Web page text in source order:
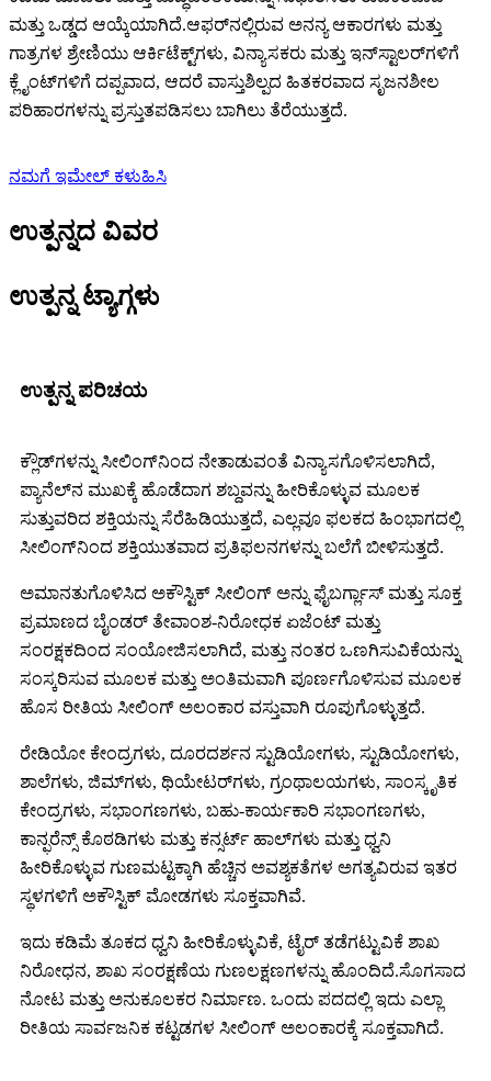
ಮತ್ತು ಒಡ್ಡದ ಆಯ್ಕೆಯಾಗಿದೆ.ಆಫರ್‌ನಲ್ಲಿರುವ ಅನನ್ಯ ಆಕಾರಗಳು ಮತ್ತು
ಗಾತ್ರಗಳ ಶ್ರೇಣಿಯು ಆರ್ಕಿಟೆಕ್ಟ್‌ಗಳು, ವಿನ್ಯಾಸಕರು ಮತ್ತು ಇನ್‌ಸ್ಟಾಲರ್‌ಗಳಿಗೆ
ಕ್ಲೈಂಟ್‌ಗಳಿಗೆ ದಪ್ಪವಾದ, ಆದರೆ ವಾಸ್ತುಶಿಲ್ಪದ ಹಿತಕರವಾದ ಸೃಜನಶೀಲ
ಪರಿಹಾರಗಳನ್ನು ಪ್ರಸ್ತುತಪಡಿಸಲು ಬಾಗಿಲು ತೆರೆಯುತ್ತದೆ.
ನಮಗೆ ಇಮೇಲ್ ಕಳುಹಿಸಿ
ಉತ್ಪನ್ನದ ವಿವರ
ಉತ್ಪನ್ನ ಟ್ಯಾಗ್ಗಳು
ಉತ್ಪನ್ನ ಪರಿಚಯ
ಕ್ಲೌಡ್‌ಗಳನ್ನು ಸೀಲಿಂಗ್‌ನಿಂದ ನೇತಾಡುವಂತೆ ವಿನ್ಯಾಸಗೊಳಿಸಲಾಗಿದೆ,
ಪ್ಯಾನೆಲ್‌ನ ಮುಖಕ್ಕೆ ಹೊಡೆದಾಗ ಶಬ್ದವನ್ನು ಹೀರಿಕೊಳ್ಳುವ ಮೂಲಕ
ಸುತ್ತುವರಿದ ಶಕ್ತಿಯನ್ನು ಸೆರೆಹಿಡಿಯುತ್ತದೆ, ಎಲ್ಲವೂ ಫಲಕದ ಹಿಂಭಾಗದಲ್ಲಿ
ಸೀಲಿಂಗ್‌ನಿಂದ ಶಕ್ತಿಯುತವಾದ ಪ್ರತಿಫಲನಗಳನ್ನು ಬಲೆಗೆ ಬೀಳಿಸುತ್ತದೆ.
ಅಮಾನತುಗೊಳಿಸಿದ ಅಕೌಸ್ಟಿಕ್ ಸೀಲಿಂಗ್ ಅನ್ನು ಫೈಬರ್ಗ್ಲಾಸ್ ಮತ್ತು ಸೂಕ್ತ
ಪ್ರಮಾಣದ ಬೈಂಡರ್ ತೇವಾಂಶ-ನಿರೋಧಕ ಏಜೆಂಟ್ ಮತ್ತು
ಸಂರಕ್ಷಕದಿಂದ ಸಂಯೋಜಿಸಲಾಗಿದೆ, ಮತ್ತು ನಂತರ ಒಣಗಿಸುವಿಕೆಯನ್ನು
ಸಂಸ್ಕರಿಸುವ ಮೂಲಕ ಮತ್ತು ಅಂತಿಮವಾಗಿ ಪೂರ್ಣಗೊಳಿಸುವ ಮೂಲಕ
ಹೊಸ ರೀತಿಯ ಸೀಲಿಂಗ್ ಅಲಂಕಾರ ವಸ್ತುವಾಗಿ ರೂಪುಗೊಳ್ಳುತ್ತದೆ.
ರೇಡಿಯೋ ಕೇಂದ್ರಗಳು, ದೂರದರ್ಶನ ಸ್ಟುಡಿಯೋಗಳು, ಸ್ಟುಡಿಯೋಗಳು,
ಶಾಲೆಗಳು, ಜಿಮ್‌ಗಳು, ಥಿಯೇಟರ್‌ಗಳು, ಗ್ರಂಥಾಲಯಗಳು, ಸಾಂಸ್ಕೃತಿಕ
ಕೇಂದ್ರಗಳು, ಸಭಾಂಗಣಗಳು, ಬಹು-ಕಾರ್ಯಕಾರಿ ಸಭಾಂಗಣಗಳು,
ಕಾನ್ಫರೆನ್ಸ್ ಕೊಠಡಿಗಳು ಮತ್ತು ಕನ್ಸರ್ಟ್ ಹಾಲ್‌ಗಳು ಮತ್ತು ಧ್ವನಿ
ಹೀರಿಕೊಳ್ಳುವ ಗುಣಮಟ್ಟಕ್ಕಾಗಿ ಹೆಚ್ಚಿನ ಅವಶ್ಯಕತೆಗಳ ಅಗತ್ಯವಿರುವ ಇತರ
ಸ್ಥಳಗಳಿಗೆ ಅಕೌಸ್ಟಿಕ್ ಮೋಡಗಳು ಸೂಕ್ತವಾಗಿವೆ.
ಇದು ಕಡಿಮೆ ತೂಕದ ಧ್ವನಿ ಹೀರಿಕೊಳ್ಳುವಿಕೆ, ಟೈರ್ ತಡೆಗಟ್ಟುವಿಕೆ ಶಾಖ
ನಿರೋಧನ, ಶಾಖ ಸಂರಕ್ಷಣೆಯ ಗುಣಲಕ್ಷಣಗಳನ್ನು ಹೊಂದಿದೆ.ಸೊಗಸಾದ
ನೋಟ ಮತ್ತು ಅನುಕೂಲಕರ ನಿರ್ಮಾಣ. ಒಂದು ಪದದಲ್ಲಿ ಇದು ಎಲ್ಲಾ
ರೀತಿಯ ಸಾರ್ವಜನಿಕ ಕಟ್ಟಡಗಳ ಸೀಲಿಂಗ್ ಅಲಂಕಾರಕ್ಕೆ ಸೂಕ್ತವಾಗಿದೆ.